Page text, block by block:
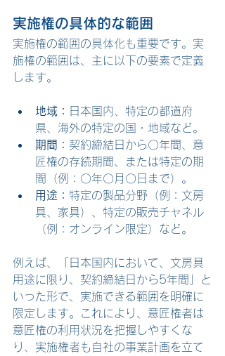
実施権の具体的な範囲
実施権の範囲の具体化も重要です。実
施権の範囲は、主に以下の要素で定義
します。
地域：
日本国内、特定の都道府
県、海外の特定の国・地域など。
期間： 契約締結日から〇年間、意
匠権の存続期間、または特定の期
間（例：〇年〇月〇日まで）。
用途： 特定の製品分野（例：文房
具、家具）、特定の販売チャネル
（例：オンライン限定）など。
例えば、「日本国内において、文房具
用途に限り、契約締結日から5年間」と
いった形で、実施できる範囲を明確に
限定します。これにより、意匠権者は
意匠権の利用状況を把握しやすくな
り、実施権者も自社の事業計画を立て